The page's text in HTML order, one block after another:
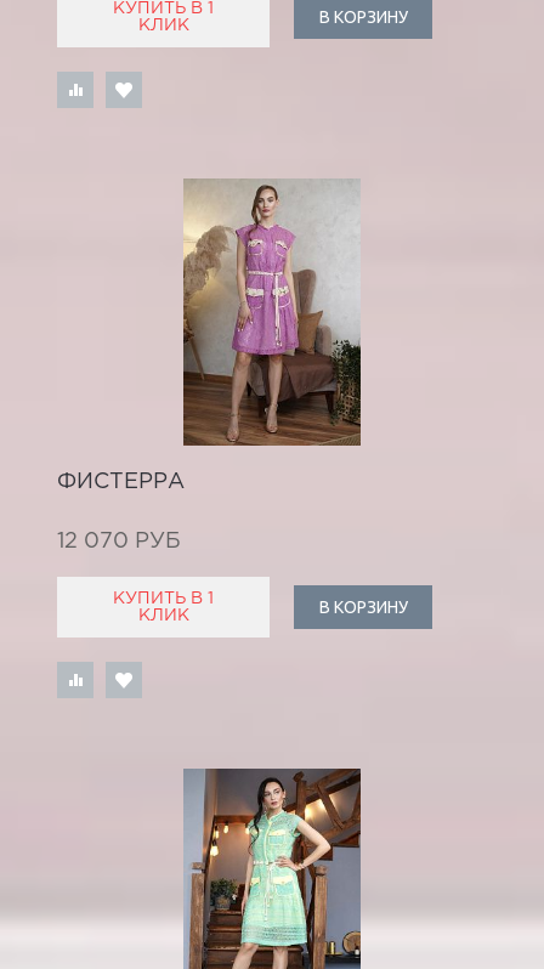
КУПИТЬ В 1
КЛИК
В КОРЗИНУ
ФИСТЕРРА
12 070 РУБ
КУПИТЬ В 1
КЛИК
В КОРЗИНУ